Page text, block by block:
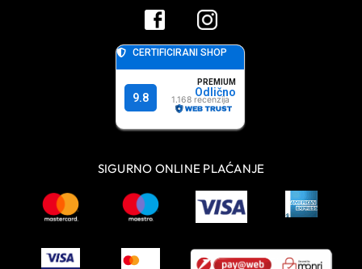
SIGURNO ONLINE PLAĆANJE